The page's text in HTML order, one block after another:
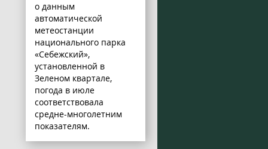
о данным
автоматической
метеостанции
национального парка
«Себежский»,
установленной в
Зеленом квартале,
погода в июле
соответствовала
средне-многолетним
показателям.